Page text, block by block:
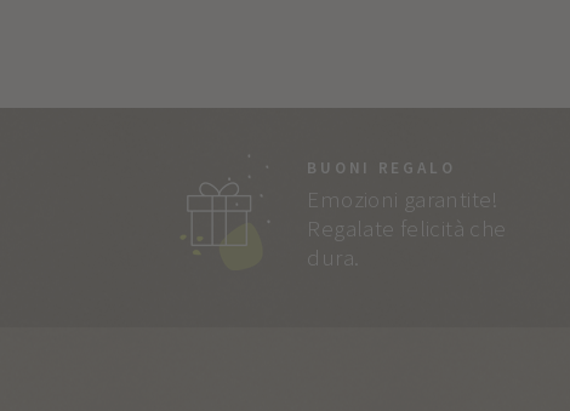
BUONI REGALO
Emozioni garantite!
Regalate felicità che
dura.